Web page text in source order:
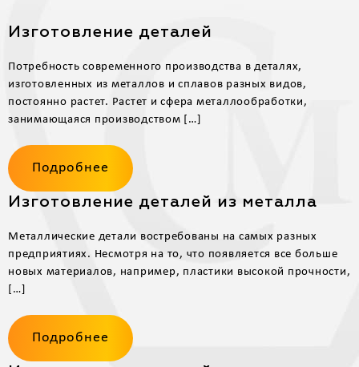
Изготовление деталей
Потребность современного производства в деталях,
изготовленных из металлов и сплавов разных видов,
постоянно растет. Растет и сфера металлообработки,
занимающаяся производством […]
Подробнее
Изготовление деталей из металла
Металлические детали востребованы на самых разных
предприятиях. Несмотря на то, что появляется все больше
новых материалов, например, пластики высокой прочности,
[…]
Подробнее